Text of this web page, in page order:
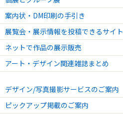
案内状・DM印刷の手引き
展覧会・展示情報を投稿できるサイト
ネットで作品の展示販売
アート・デザイン関連雑誌まとめ
デザイン/写真撮影サービスのご案内
ピックアップ掲載のご案内